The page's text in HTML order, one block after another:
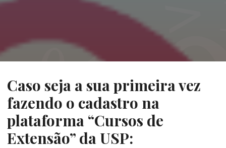
Caso seja a sua primeira vez
fazendo o cadastro na
plataforma “Cursos de
Extensão” da USP: